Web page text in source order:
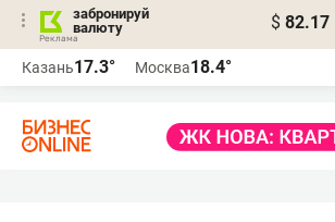
забронируй
валюту
$ 82.17
Казань17.3° Москва18.4°